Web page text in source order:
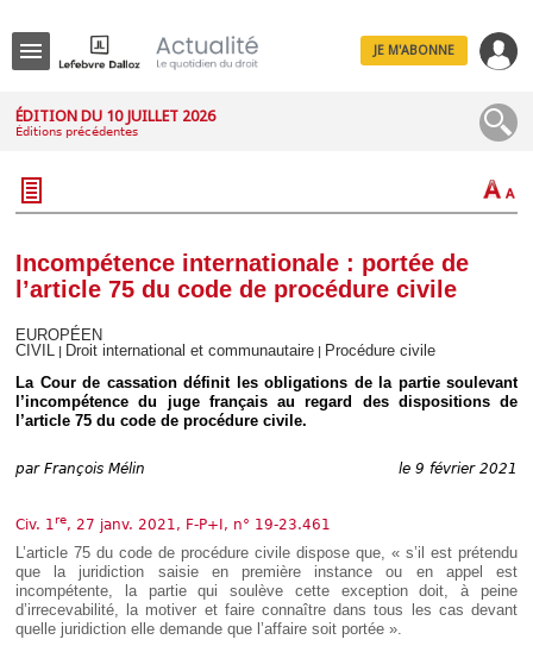
JE M'ABONNE
ÉDITION DU 10 JUILLET 2026
Éditions précédentes
Incompétence internationale : portée de
l’article 75 du code de procédure civile
EUROPÉEN
CIVIL
Droit international et communautaire
Procédure civile
La Cour de cassation définit les obligations de la partie soulevant
l’incompétence du juge français au regard des dispositions de
l’article 75 du code de procédure civile.
par François Mélin le 9 février 2021
Civ. 1 re, 27 janv. 2021, F-P+I, n° 19-23.461
L’article 75 du code de procédure civile dispose que, « s’il est prétendu
que la juridiction saisie en première instance ou en appel est
incompétente, la partie qui soulève cette exception doit, à peine
d’irrecevabilité, la motiver et faire connaître dans tous les cas devant
quelle juridiction elle demande que l’affaire soit portée ».